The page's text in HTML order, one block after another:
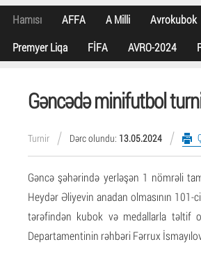
Hamısı AFFA A Milli Avrokubok
Premyer Liqa
FİFA AVRO-2024
Gəncədə minifutbol
Turnir Dərc olundu: 13.05.2024
Gəncə şəhərində yerləşən 1 nömrəli
Heydər Əliyevin anadan olmasının
tərəfindən kubok və medallarla təltif
Departamentinin rəhbəri Fərrux